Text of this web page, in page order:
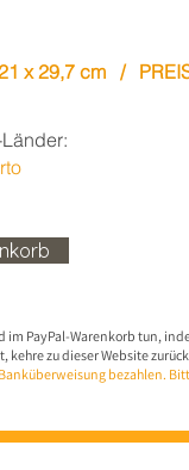
x 29,7 cm /
im PayPal-Warenkorb tun,
zu dieser Website
bezahlen.